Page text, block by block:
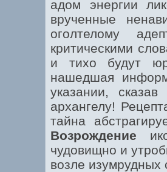
адом энергии
врученные
оголтелому
критическими
и тихо будут
нашедшая
указании,
архангелу!
тайна
Возрождение
чудовищно и
возле